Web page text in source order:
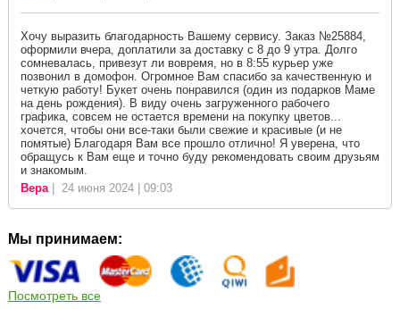
Хочу выразить благодарность Вашему сервису. Заказ №25884,
оформили вчера, доплатили за доставку с 8 до 9 утра. Долго
сомневалась, привезут ли вовремя, но в 8:55 курьер уже
позвонил в домофон. Огромное Вам спасибо за качественную и
четкую работу! Букет очень понравился (один из подарков Маме
на день рождения). В виду очень загруженного рабочего
графика, совсем не остается времени на покупку цветов...
хочется, чтобы они все-таки были свежие и красивые (и не
помятые) Благодаря Вам все прошло отлично! Я уверена, что
обращусь к Вам еще и точно буду рекомендовать своим друзьям
и знакомым.
Вера| 24 июня 2024 | 09:03
Мы принимаем:
Посмотреть все